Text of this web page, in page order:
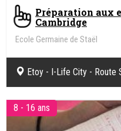
Préparation aux
Cambridge
Ecole Germaine de Staël
Etoy - I-Life City - Route
8 - 16 ans